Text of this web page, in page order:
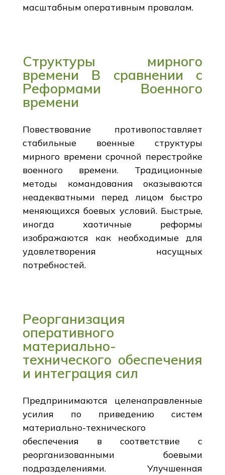
масштабным оперативным провалам.
Структуры мирного
времени В сравнении с
Реформами Военного
времени
Повествование противопоставляет
стабильные военные структуры
мирного времени срочной перестройке
военного времени. Традиционные
методы командования оказываются
неадекватными перед лицом быстро
меняющихся боевых условий. Быстрые,
иногда хаотичные реформы
изображаются как необходимые для
удовлетворения насущных
потребностей.
Реорганизация
оперативного
материально-
технического обеспечения
и интеграция сил
Предпринимаются целенаправленные
усилия по приведению систем
материально-технического
обеспечения в соответствие с
реорганизованными боевыми
подразделениями. Улучшенная